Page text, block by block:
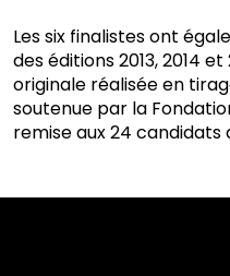
Les six finalistes ont
des éditions 2013, 2014
originale réalisée en
soutenue par la
remise aux 24